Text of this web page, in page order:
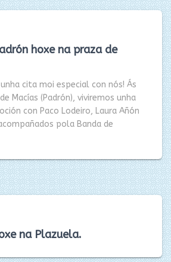
hoxe na praza de
cita moi especial con nós! Ás
Macías (Padrón), viviremos unha
con Paco Lodeiro, Laura Añón
pola Banda de
na Plazuela.